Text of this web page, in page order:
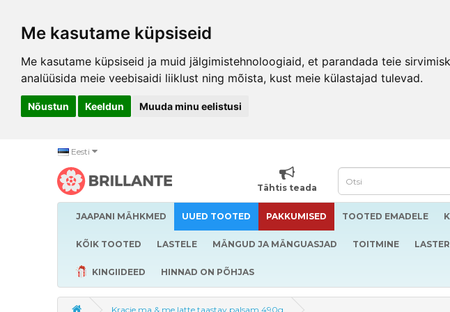
Me kasutame küpsiseid
Me kasutame küpsiseid ja muid jälgimistehnoloogiaid, et parandada teie
analüüsida meie veebisaidi liiklust ning mõista, kust meie külastajad tulevad.
Nõustun Keeldun Muuda minu eelistusi
Eesti
Tähtis teada
JAAPANI MÄHKMED UUED TOOTED PAKKUMISED TOOTED EMADELE
KÕIK TOOTED LASTELE MÄNGUD JA MÄNGUASJAD TOITMINE
KINGIIDEED HINNAD ON PÕHJAS
Kracie ma & me latte taastav palsam 490g